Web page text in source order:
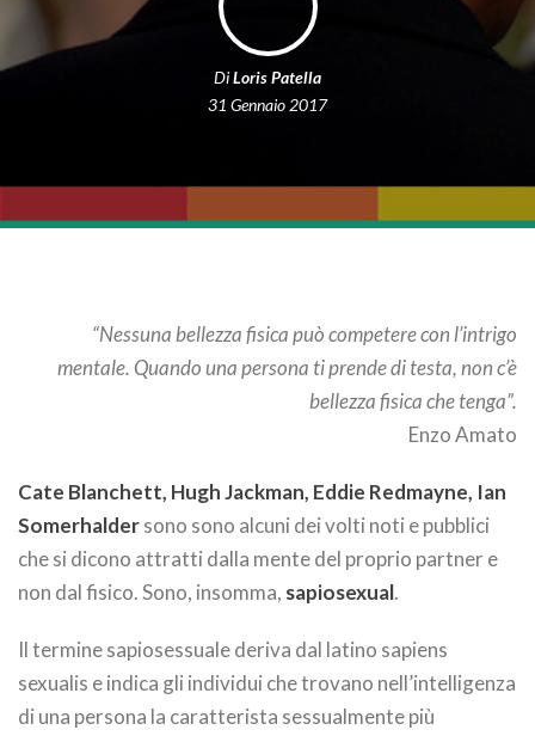
DiLoris Patella
31 Gennaio 2017
“Nessuna bellezza fisica può competere con l’intrigo
mentale. Quando una persona ti prende di testa, non c’è
bellezza fisica che tenga”.
Enzo Amato
Cate Blanchett, Hugh Jackman, Eddie Redmayne, Ian
Somerhaldersono sono alcuni dei volti noti e pubblici
che si dicono attratti dalla mente del proprio partner e
non dal fisico. Sono, insomma, sapiosexual.
Il termine sapiosessuale deriva dal latino sapiens
sexualis e indica gli individui che trovano nell’intelligenza
di una persona la caratterista sessualmente più